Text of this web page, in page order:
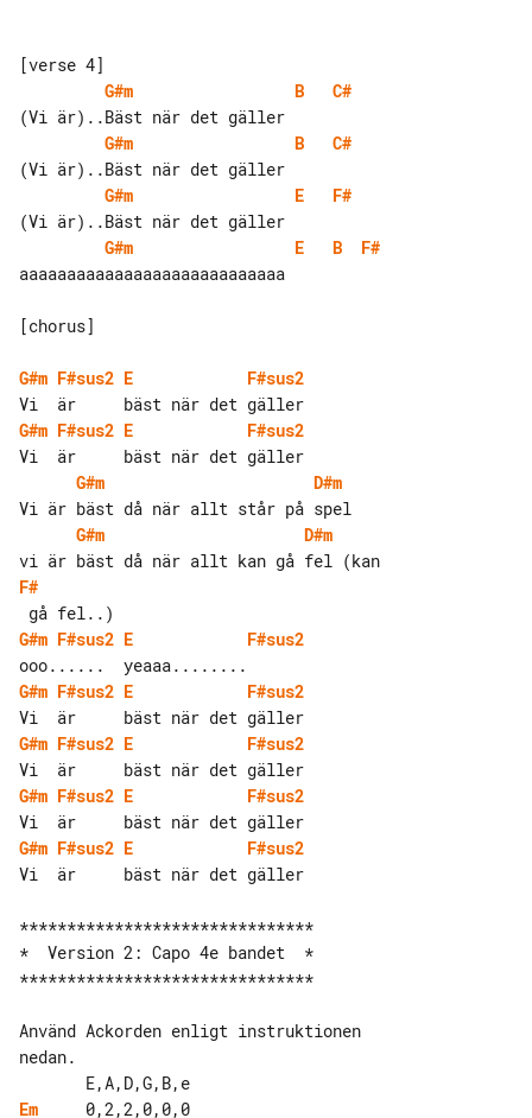
G#m
B
C#
G#m
B
C#
G#m
E
F#
G#m
E B
F#
aaaaaaaaaaaaaaaaaaaaaaaaaaaa
[chorus]
G#m F#sus2 E
F#sus2
G#m F#sus2 E
F#sus2
G#m
D#m
G#m
D#m
F#
G#m F#sus2 E
F#sus2
G#m F#sus2 E
F#sus2
G#m F#sus2 E
F#sus2
G#m F#sus2 E
F#sus2
G#m F#sus2 E
F#sus2
Vi  är     bäst när det gäller
*******************************
*  Version 2: Capo 4e bandet  *
*******************************
Använd Ackorden enligt instruktionen
nedan.
Em
     0,2,2,0,0,0